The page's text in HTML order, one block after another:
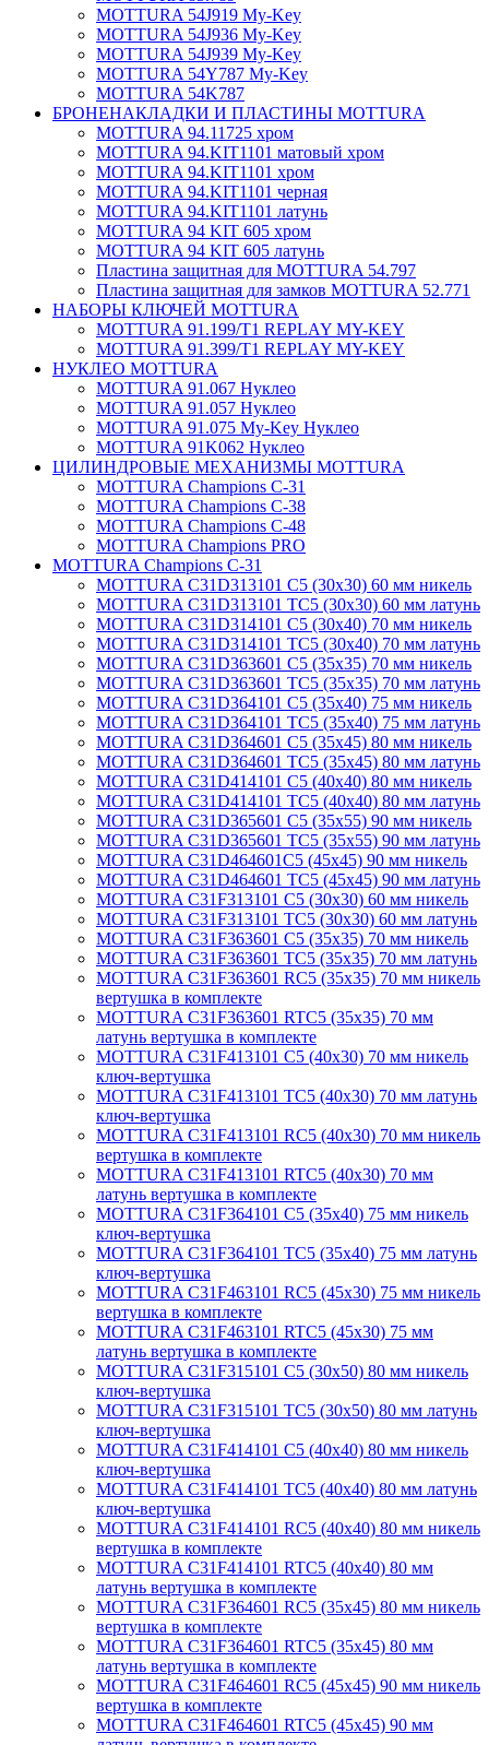
MOTTURA 54J919 My-Key
MOTTURA 54J936 My-Key
MOTTURA 54J939 My-Key
MOTTURA 54Y787 My-Key
MOTTURA 54K787
БРОНЕНАКЛАДКИ И ПЛАСТИНЫ MOTTURA
MOTTURA 94.11725 хром
MOTTURA 94.KIT1101 матовый хром
MOTTURA 94.KIT1101 хром
MOTTURA 94.KIT1101 черная
MOTTURA 94.KIT1101 латунь
MOTTURA 94 KIT 605 хром
MOTTURA 94 KIT 605 латунь
Пластина защитная для MOTTURA 54.797
Пластина защитная для замков MOTTURA 52.771
НАБОРЫ КЛЮЧЕЙ MOTTURA
MOTTURA 91.199/T1 REPLAY MY-KEY
MOTTURA 91.399/T1 REPLAY MY-KEY
НУКЛЕО MOTTURA
MOTTURA 91.067 Нуклео
MOTTURA 91.057 Нуклео
MOTTURA 91.075 My-Key Нуклео
MOTTURA 91K062 Нуклео
ЦИЛИНДРОВЫЕ МЕХАНИЗМЫ MOTTURA
MOTTURA Champions C-31
MOTTURA Champions C-38
MOTTURA Champions C-48
MOTTURA Champions PRO
MOTTURA Champions C-31
MOTTURA C31D313101 C5 (30х30) 60 мм никель
MOTTURA C31D313101 TC5 (30х30) 60 мм латунь
MOTTURA C31D314101 C5 (30х40) 70 мм никель
MOTTURA C31D314101 TC5 (30х40) 70 мм латунь
MOTTURA C31D363601 C5 (35х35) 70 мм никель
MOTTURA C31D363601 TC5 (35х35) 70 мм латунь
MOTTURA C31D364101 C5 (35х40) 75 мм никель
MOTTURA C31D364101 TC5 (35х40) 75 мм латунь
MOTTURA C31D364601 C5 (35х45) 80 мм никель
MOTTURA C31D364601 TC5 (35х45) 80 мм латунь
MOTTURA C31D414101 C5 (40х40) 80 мм никель
MOTTURA C31D414101 TC5 (40х40) 80 мм латунь
MOTTURA C31D365601 C5 (35х55) 90 мм никель
MOTTURA C31D365601 TC5 (35х55) 90 мм латунь
MOTTURA C31D464601C5 (45х45) 90 мм никель
MOTTURA C31D464601 TC5 (45х45) 90 мм латунь
MOTTURA C31F313101 C5 (30х30) 60 мм никель
MOTTURA C31F313101 TC5 (30х30) 60 мм латунь
MOTTURA C31F363601 C5 (35х35) 70 мм никель
MOTTURA C31F363601 TC5 (35х35) 70 мм латунь
MOTTURA C31F363601 RC5 (35х35) 70 мм никель
вертушка в комплекте
MOTTURA C31F363601 RTC5 (35х35) 70 мм
латунь вертушка в комплекте
MOTTURA C31F413101 C5 (40х30) 70 мм никель
ключ-вертушка
MOTTURA C31F413101 TC5 (40х30) 70 мм латунь
ключ-вертушка
MOTTURA C31F413101 RC5 (40х30) 70 мм никель
вертушка в комплекте
MOTTURA C31F413101 RTC5 (40х30) 70 мм
латунь вертушка в комплекте
MOTTURA C31F364101 C5 (35х40) 75 мм никель
ключ-вертушка
MOTTURA C31F364101 TC5 (35х40) 75 мм латунь
ключ-вертушка
MOTTURA C31F463101 RC5 (45х30) 75 мм никель
вертушка в комплекте
MOTTURA C31F463101 RTC5 (45х30) 75 мм
латунь вертушка в комплекте
MOTTURA C31F315101 C5 (30х50) 80 мм никель
ключ-вертушка
MOTTURA C31F315101 TC5 (30х50) 80 мм латунь
ключ-вертушка
MOTTURA C31F414101 C5 (40х40) 80 мм никель
ключ-вертушка
MOTTURA C31F414101 TC5 (40х40) 80 мм латунь
ключ-вертушка
MOTTURA C31F414101 RC5 (40х40) 80 мм никель
вертушка в комплекте
MOTTURA C31F414101 RTC5 (40х40) 80 мм
латунь вертушка в комплекте
MOTTURA C31F364601 RC5 (35х45) 80 мм никель
вертушка в комплекте
MOTTURA C31F364601 RTC5 (35х45) 80 мм
латунь вертушка в комплекте
MOTTURA C31F464601 RC5 (45х45) 90 мм никель
вертушка в комплекте
MOTTURA C31F464601 RTC5 (45х45) 90 мм